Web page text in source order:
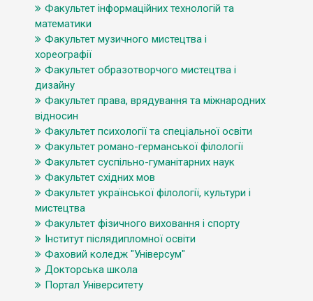
Факультет інформаційних технологій та
математики
Факультет музичного мистецтва і
хореографії
Факультет образотворчого мистецтва і
дизайну
Факультет права, врядування та міжнародних
відносин
Факультет психології та спеціальної освіти
Факультет романо-германської філології
Факультет суспільно-гуманітарних наук
Факультет східних мов
Факультет української філології, культури і
мистецтва
Факультет фізичного виховання і спорту
Інститут післядипломної освіти
Фаховий коледж "Універсум"
Докторська школа
Портал Університету